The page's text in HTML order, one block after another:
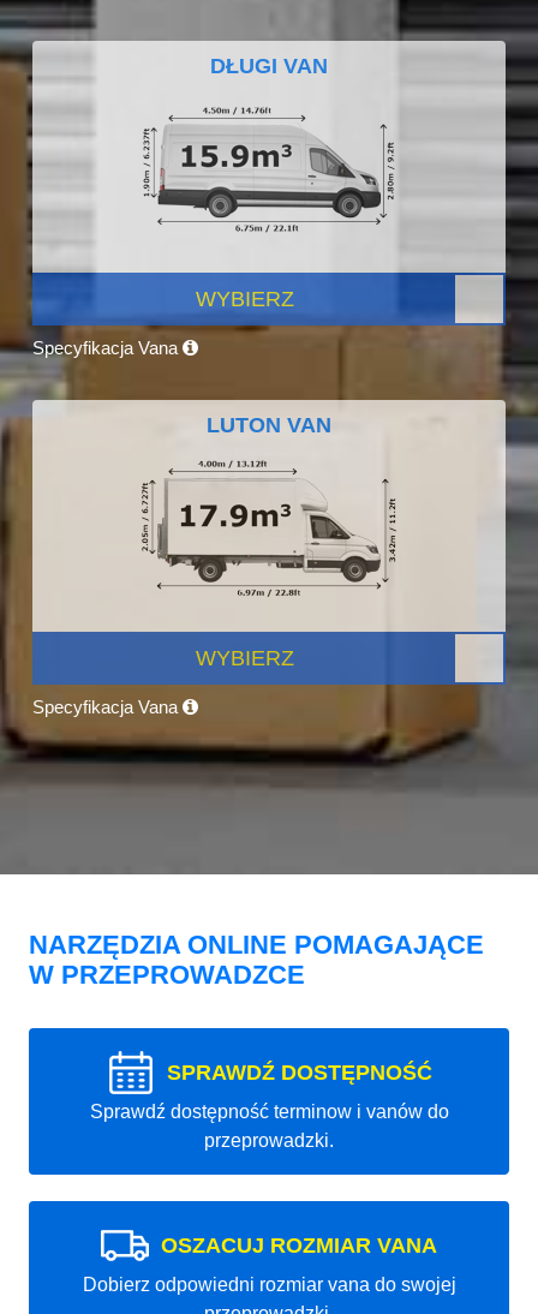
DŁUGI VAN
WYBIERZ
Specyfikacja Vana
LUTON VAN
WYBIERZ
Specyfikacja Vana
NARZĘDZIA ONLINE POMAGAJĄCE
W PRZEPROWADZCE
SPRAWDŹ DOSTĘPNOŚĆ
Sprawdź dostępność terminow i vanów do
przeprowadzki.
OSZACUJ ROZMIAR VANA
Dobierz odpowiedni rozmiar vana do swojej